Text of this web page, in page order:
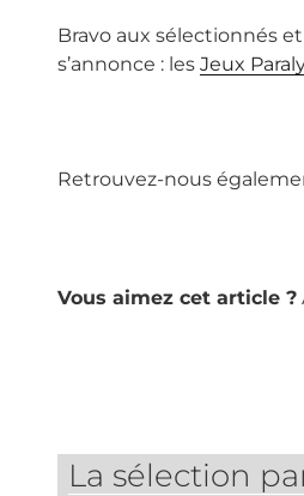
Bravo aux sélectionnés
s’annonce : les Jeux
Retrouvez-nous
Vous aimez cet article ?
La sélection